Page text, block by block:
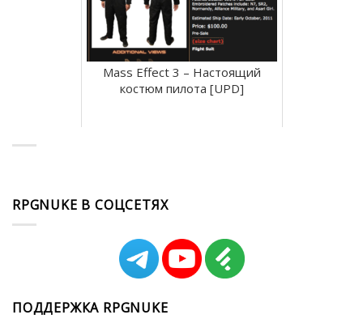
Mass Effect 3 – Настоящий
костюм пилота [UPD]
RPGNUKE В СОЦСЕТЯХ
ПОДДЕРЖКА RPGNUKE